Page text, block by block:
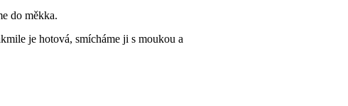
do měkka.
je hotová, smícháme ji s moukou a